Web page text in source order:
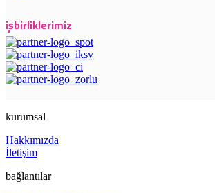
işbirliklerimiz
kurumsal
Hakkımızda
İletişim
bağlantılar